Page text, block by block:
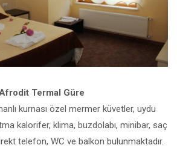
Termal Güre
kurnası özel mermer küvetler, uydu
kalorifer, klima, buzdolabı, minibar, saç
telefon, WC ve balkon bulunmaktadır.